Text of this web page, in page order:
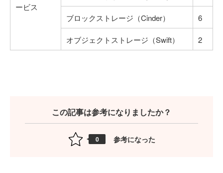
ービス
ブロックストレージ（Cinder） 6
オブジェクトストレージ（Swift） 2
この記事は参考になりましたか？
0 参考になった